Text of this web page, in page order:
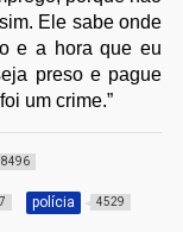
Ele sabe onde
e a hora que eu
preso e pague
um crime.”
polícia 4529